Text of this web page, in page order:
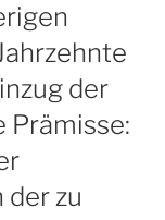
der
Prämisse:
zu